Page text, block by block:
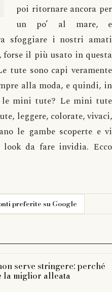
poi ritornare ancora per
un po’ al mare, e
sfoggiare i nostri amati
il più usato in questa
tute sono capi veramente
alla moda, e quindi, in
le mini tute? Le mini tute
leggere, colorate, vivaci,
le gambe scoperte e vi
look da fare invidia. Ecco
preferite su Google
serve stringere: perché
la miglior alleata